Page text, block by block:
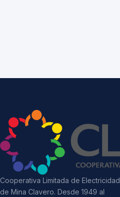
Cooperativa Limitada de Electricidad
de Mina Clavero. Desde 1949 al